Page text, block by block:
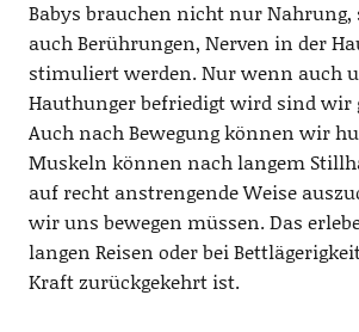
Babys brauchen nicht nur Nahrung,
auch Berührungen, Nerven in der
stimuliert werden. Nur wenn auch
Hauthunger befriedigt wird sind wir
Auch nach Bewegung können wir
Muskeln können nach langem
auf recht anstrengende Weise
wir uns bewegen müssen. Das
langen Reisen oder bei
Kraft zurückgekehrt ist.